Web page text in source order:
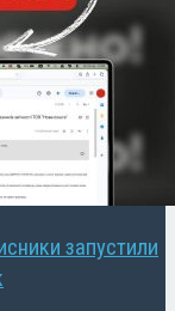
запустили